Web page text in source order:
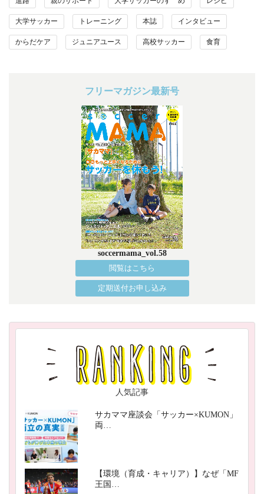
大学サッカー トレーニング 本誌 インタビュー
からだケア ジュニアユース 高校サッカー 食育
フリーマガジン最新号
soccermama_vol.58
閲覧はこちら
定期送付お申し込み
人気記事
サカママ座談会「サッカー×KUMON」
両…
【環境（育成・キャリア）】なぜ「MF
王国…